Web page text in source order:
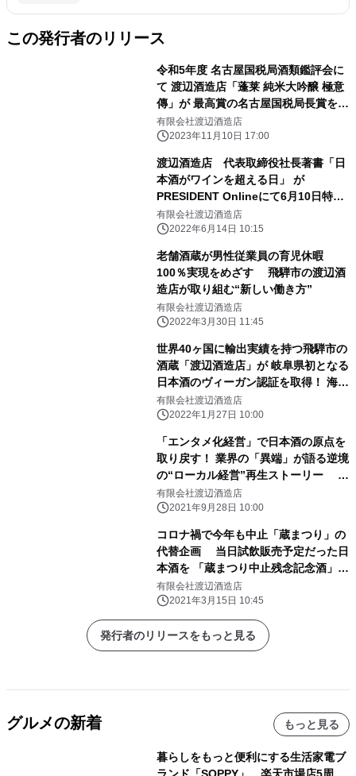
この発行者のリリース
令和5年度 名古屋国税局酒類鑑評会に
て 渡辺酒造店「蓬莱 純米大吟醸 極意
傳」が 最高賞の名古屋国税局長賞を受
賞！
有限会社渡辺酒造店
2023年11月10日 17:00
渡辺酒造店 代表取締役社長著書「日
本酒がワインを超える日」 が
PRESIDENT Onlineにて6月10日特集
記事が公開！
有限会社渡辺酒造店
2022年6月14日 10:15
老舗酒蔵が男性従業員の育児休暇
100％実現をめざす 飛騨市の渡辺酒
造店が取り組む“新しい働き方”
有限会社渡辺酒造店
2022年3月30日 11:45
世界40ヶ国に輸出実績を持つ飛騨市の
酒蔵「渡辺酒造店」が 岐阜県初となる
日本酒のヴィーガン認証を取得！ 海外
への輸出拡大を目指す
有限会社渡辺酒造店
2022年1月27日 10:00
「エンタメ化経営」で日本酒の原点を
取り戻す！ 業界の「異端」が語る逆境
の“ローカル経営”再生ストーリー
『日本酒がワインを超える日』9月28
日(火)発売！
有限会社渡辺酒造店
2021年9月28日 10:00
コロナ禍で今年も中止「蔵まつり」の
代替企画 当日試飲販売予定だった日
本酒を 「蔵まつり中止残念記念酒」と
して3月19日より数量限定で発売！
有限会社渡辺酒造店
2021年3月15日 10:45
発行者のリリースをもっと見る
グルメの新着 もっと見る
暮らしをもっと便利にする生活家電ブ